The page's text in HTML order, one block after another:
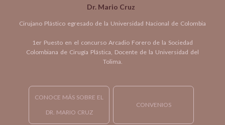
Dr. Mario Cruz
Cirujano Plástico egresado de la Universidad Nacional de Colombia
1er Puesto en el concurso Arcadio Forero de la Sociedad
Colombiana de Cirugía Plástica, Docente de la Universidad del
Tolima.
CONOCE MÁS SOBRE EL
DR. MARIO CRUZ
CONVENIOS